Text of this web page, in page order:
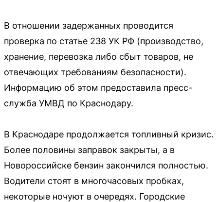
В отношении задержанных проводится
проверка по статье 238 УК РФ (производство,
хранение, перевозка либо сбыт товаров, не
отвечающих требованиям безопасности).
Информацию об этом предоставила пресс-
служба УМВД по Краснодару.
В Краснодаре продолжается топливный кризис.
Более половины заправок закрыты, а в
Новороссийске бензин закончился полностью.
Водители стоят в многочасовых пробках,
некоторые ночуют в очередях. Городские